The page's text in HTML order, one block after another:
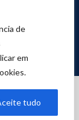
de
em
tudo
POR
JOSEXAVIER.COM